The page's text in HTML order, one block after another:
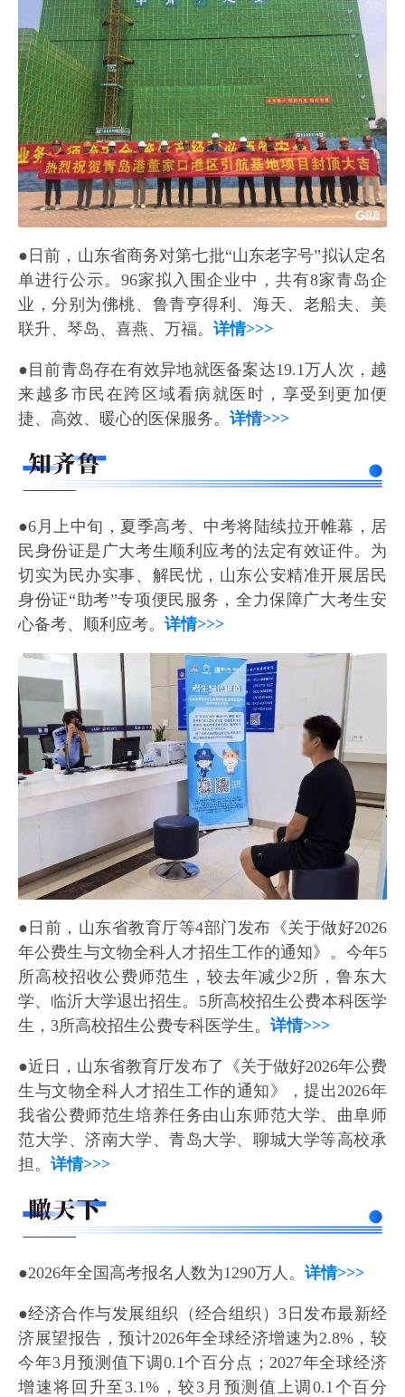
●日前，山东省商务对第七批“山东老字号”拟认定名
单进行公示。96家拟入围企业中，共有8家青岛企
业，分别为佛桃、鲁青亨得利、海天、老船夫、美
联升、琴岛、喜燕、万福。 详情>>>
●目前青岛存在有效异地就医备案达19.1万人次，越
来越多市民在跨区域看病就医时，享受到更加便
捷、高效、暖心的医保服务。 详情>>>
●6月上中旬，夏季高考、中考将陆续拉开帷幕，居
民身份证是广大考生顺利应考的法定有效证件。为
切实为民办实事、解民忧，山东公安精准开展居民
身份证“助考”专项便民服务，全力保障广大考生安
心备考、顺利应考。 详情>>>
●日前，山东省教育厅等4部门发布《关于做好2026
年公费生与文物全科人才招生工作的通知》。今年5
所高校招收公费师范生，较去年减少2所，鲁东大
学、临沂大学退出招生。5所高校招生公费本科医学
生，3所高校招生公费专科医学生。 详情>>>
●近日，山东省教育厅发布了《关于做好2026年公费
生与文物全科人才招生工作的通知》，提出2026年
我省公费师范生培养任务由山东师范大学、曲阜师
范大学、济南大学、青岛大学、聊城大学等高校承
担。 详情>>>
●2026年全国高考报名人数为1290万人。 详情>>>
●经济合作与发展组织（经合组织）3日发布最新经
济展望报告，预计2026年全球经济增速为2.8%，较
今年3月预测值下调0.1个百分点；2027年全球经济
增速将回升至3.1%，较3月预测值上调0.1个百分